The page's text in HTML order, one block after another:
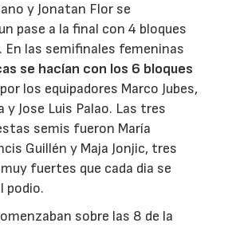
y Jonatan Flor se
pase a la final con 4 bloques
En las semifinales femeninas
se hacían con los 6 bloques
por los equipadores Marco Jubes,
y Jose Luis Palao. Las tres
semis fueron María
Guillén y Maja Jonjic, tres
fuertes que cada dia se
podio.
sobre las 8 de la